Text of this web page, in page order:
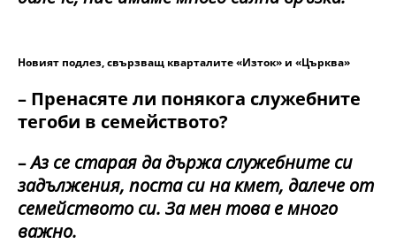
Новият подлез, свързващ кварталите «Изток» и «Църква»
– Пренасяте ли понякога служебните
тегоби в семейството?
–Аз се старая да държа служебните си
задължения, поста си на кмет, далече от
семейството си. За мен това е много
важно.